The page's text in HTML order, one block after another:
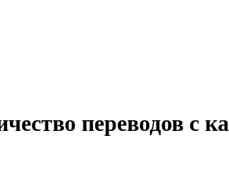
переводов с